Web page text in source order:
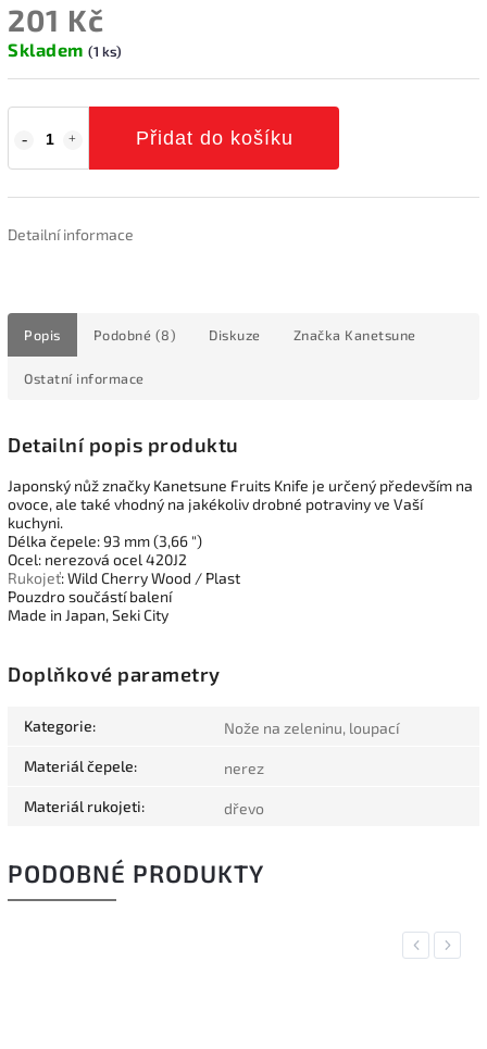
201 Kč
Skladem (1 ks)
Přidat do košíku
Detailní informace
Popis Podobné (8) Diskuze Značka Kanetsune
Ostatní informace
Detailní popis produktu
Japonský nůž značky Kanetsune Fruits Knife je určený především na
ovoce, ale také vhodný na jakékoliv drobné potraviny ve Vaší
kuchyni.
Délka čepele: 93 mm (3,66 ")
Ocel: nerezová ocel 420J2
Rukojeť: Wild Cherry Wood / Plast
Pouzdro součástí balení
Made in Japan, Seki City
Doplňkové parametry
Kategorie: Nože na zeleninu, loupací
Materiál čepele: nerez
Materiál rukojeti: dřevo
PODOBNÉ PRODUKTY
Previous
Next